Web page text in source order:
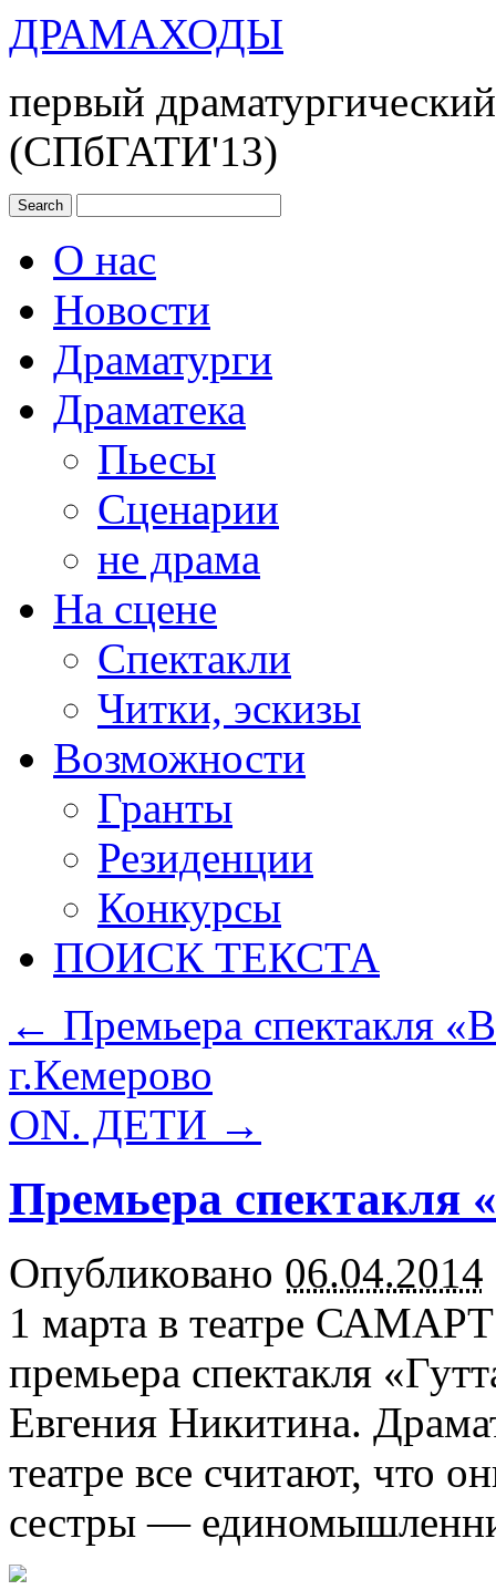
ДРАМАХОДЫ
первый
(СПбГАТИ'13)
О нас
Новости
Драматурги
Драматека
Пьесы
Сценарии
не драма
На сцене
Спектакли
Читки, эскизы
Возможности
Гранты
Резиденции
Конкурсы
ПОИСК ТЕКСТА
← Премьера спектакля
г.Кемерово
ON. ДЕТИ →
Премьера спектакля
Опубликовано 06.04.2014
1 марта в театре САМАРТ
премьера спектакля
Евгения Никитина.
театре все считают, что
сестры —